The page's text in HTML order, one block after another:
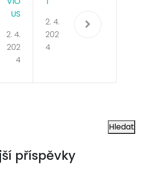
US
2. 4.
202
4
2. 4.
202
4
Hledat
příspěvky